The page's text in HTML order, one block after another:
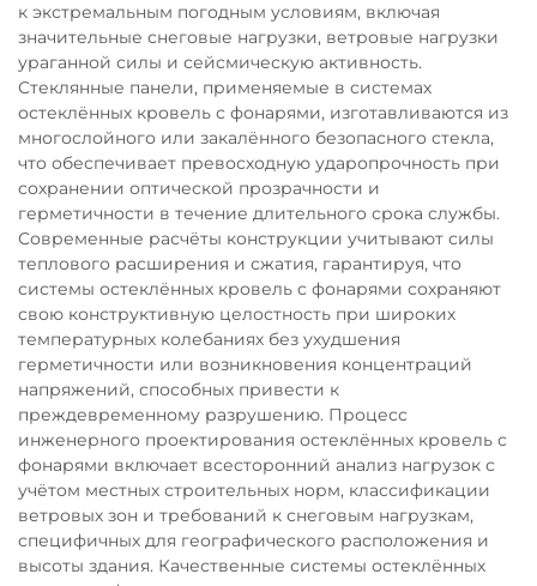
к экстремальным погодным условиям, включая
значительные снеговые нагрузки, ветровые нагрузки
ураганной силы и сейсмическую активность.
Стеклянные панели, применяемые в системах
остеклённых кровель с фонарями, изготавливаются из
многослойного или закалённого безопасного стекла,
что обеспечивает превосходную ударопрочность при
сохранении оптической прозрачности и
герметичности в течение длительного срока службы.
Современные расчёты конструкции учитывают силы
теплового расширения и сжатия, гарантируя, что
системы остеклённых кровель с фонарями сохраняют
свою конструктивную целостность при широких
температурных колебаниях без ухудшения
герметичности или возникновения концентраций
напряжений, способных привести к
преждевременному разрушению. Процесс
инженерного проектирования остеклённых кровель с
фонарями включает всесторонний анализ нагрузок с
учётом местных строительных норм, классификации
ветровых зон и требований к снеговым нагрузкам,
специфичных для географического расположения и
высоты здания. Качественные системы остеклённых